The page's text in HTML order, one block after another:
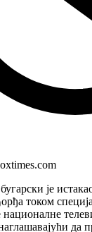
је
током
да